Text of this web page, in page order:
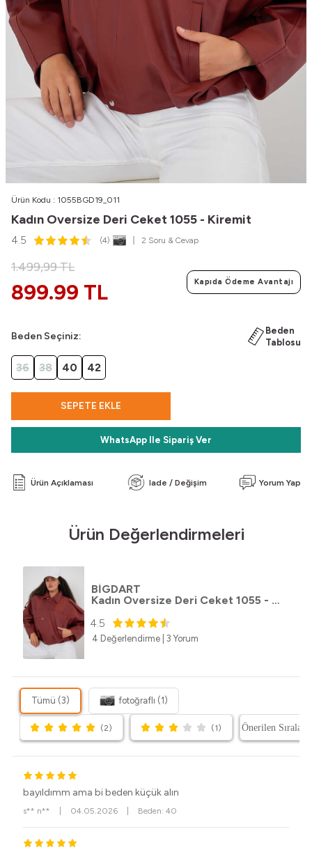
Ürün Kodu : 1055BGD19_011
Kadın Oversize Deri Ceket 1055 - Kiremit
4.5 (4) 2 Soru & Cevap
1.499,99TL
899.99 TL Kapıda Ödeme Avantajı
Beden Seçiniz:
Beden
Tablosu
36 38 40 42
SEPETE EKLE
WhatsApp Ile Sipariş Ver
Ürün Açıklaması Iade / Değişim Yorum Yap
Ürün Değerlendirmeleri
BİGDART
Kadın Oversize Deri Ceket 1055 - Kiremit
4.5
4 Değerlendirme |3 Yorum
Tümü (3) fotoğraflı (1)
(2) (1)
bayıldımm ama bi beden küçük alın
s** n** 04.05.2026 Beden: 40